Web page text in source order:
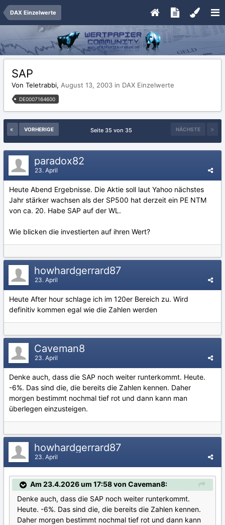
DAX Einzelwerte
SAP
Von Teletrabbi, August 13, 2003 in DAX Einzelwerte
DE0007164600
VORHERIGE NÄCHSTE
Seite 35 von 35
paradox82
23. April
Heute Abend Ergebnisse. Die Aktie soll laut Yahoo nächstes
Jahr stärker wachsen als der SP500 hat derzeit ein PE NTM
von ca. 20. Habe SAP auf der WL.
Wie blicken die investierten auf ihren Wert?
howhardgerrard87
23. April
Heute After hour schlage ich im 120er Bereich zu. Wird
definitiv kommen egal wie die Zahlen werden
Caveman8
23. April
Denke auch, dass die SAP noch weiter runterkommt. Heute.
-6%. Das sind die, die bereits die Zahlen kennen. Daher
morgen bestimmt nochmal tief rot und dann kann man
überlegen einzusteigen.
howhardgerrard87
23. April
Am 23.4.2026 um 17:58 von Caveman8:
Denke auch, dass die SAP noch weiter runterkommt.
Heute. -6%. Das sind die, die bereits die Zahlen kennen.
Daher morgen bestimmt nochmal tief rot und dann kann